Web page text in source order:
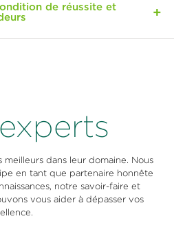
de réussite et
meilleurs dans leur domaine. Nous
en tant que partenaire honnête
notre savoir-faire et
vous aider à dépasser vos